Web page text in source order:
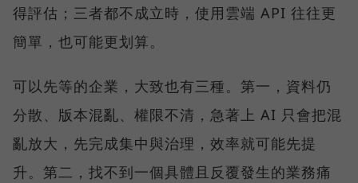
得評估；三者都不成立時，使用雲端 API 往往更
簡單，也可能更划算。
可以先等的企業，大致也有三種。第一，資料仍
分散、版本混亂、權限不清，急著上 AI 只會把混
亂放大，先完成集中與治理，效率就可能先提
升。第二，找不到一個具體且反覆發生的業務痛